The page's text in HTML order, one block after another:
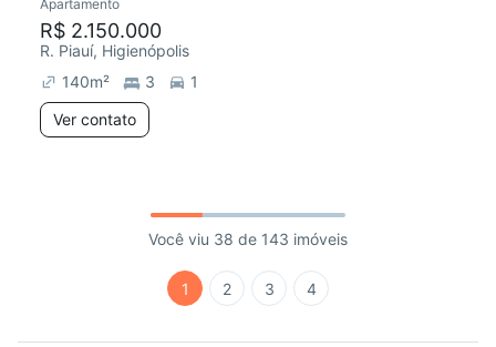
Apartamento
R$ 2.150.000
R. Piauí, Higienópolis
140m² 3
1
Ver contato
Você viu 38 de 143 imóveis
1 2 3 4